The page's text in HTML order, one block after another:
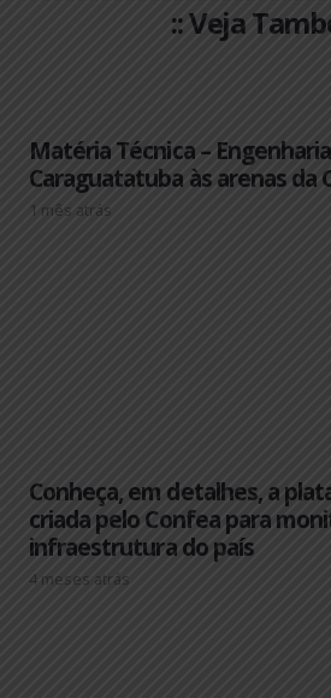
:: Veja
Matéria Técnica –
Caraguatatuba às arenas da
1 mês atrás
Conheça, em detalhes, a
criada pelo Confea para
infraestrutura do país
4 meses atrás